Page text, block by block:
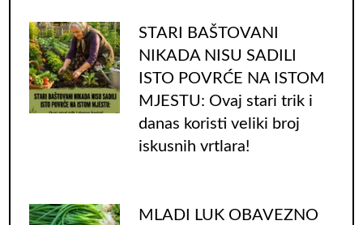
STARI BAŠTOVANI
NIKADA NISU SADILI
ISTO POVRĆE NA ISTOM
MJESTU: Ovaj stari trik i
danas koristi veliki broj
iskusnih vrtlara!
MLADI LUK OBAVEZNO